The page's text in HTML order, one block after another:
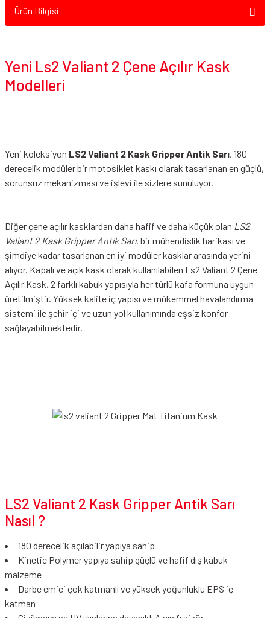
Ürün Bilgisi
Yeni Ls2 Valiant 2 Çene Açılır Kask
Modelleri
Yeni koleksiyon LS2 Valiant 2 Kask Gripper Antik Sarı, 180
derecelik modüler bir motosiklet kaskı olarak tasarlanan en güçlü,
sorunsuz mekanizması ve işlevi ile sizlere sunuluyor.
Diğer çene açılır kasklardan daha hafif ve daha küçük olan LS2
Valiant 2 Kask Gripper Antik Sarı, bir mühendislik harikası ve
şimdiye kadar tasarlanan en iyi modüler kasklar arasında yerini
alıyor. Kapalı ve açık kask olarak kullanılabilen Ls2 Valiant 2 Çene
Açılır Kask, 2 farklı kabuk yapısıyla her türlü kafa formuna uygun
üretilmiştir. Yüksek kalite iç yapısı ve mükemmel havalandırma
sistemi ile şehir içi ve uzun yol kullanımında eşsiz konfor
sağlayabilmektedir.
LS2 Valiant 2 Kask Gripper Antik Sarı
Nasıl ?
180 derecelik açılabilir yapıya sahip
Kinetic Polymer yapıya sahip güçlü ve hafif dış kabuk
malzeme
Darbe emici çok katmanlı ve yüksek yoğunluklu EPS iç
katman